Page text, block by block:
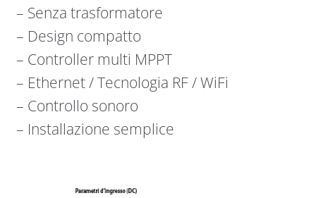
– Senza trasformatore
– Design compatto
– Controller multi MPPT
– Ethernet / Tecnologia RF / WiFi
– Controllo sonoro
– Installazione semplice